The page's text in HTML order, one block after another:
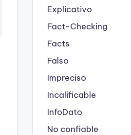
Explicativo
Fact-Checking
Facts
Falso
Impreciso
Incalificable
InfoDato
No confiable